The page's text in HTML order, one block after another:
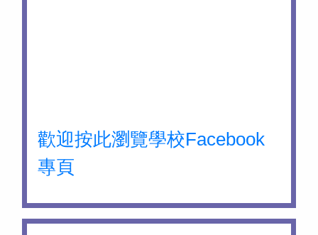
歡迎按此瀏覽學校Facebook
專頁